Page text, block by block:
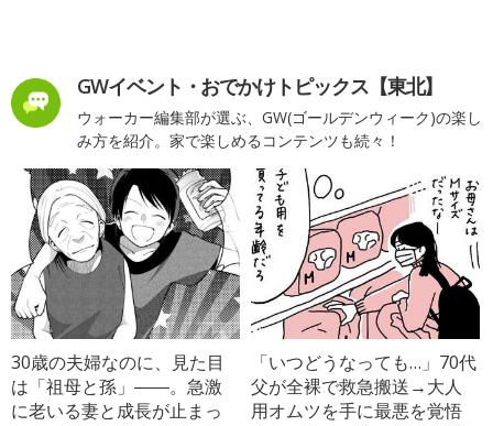
GWイベント・おでかけトピックス【東北】
ウォーカー編集部が選ぶ、GW(ゴールデンウィーク)の楽し
み方を紹介。家で楽しめるコンテンツも続々！
30歳の夫婦なのに、見た目
は「祖母と孫」――。急激
に老いる妻と成長が止まっ
「いつどうなっても…」70代
父が全裸で救急搬送→大人
用オムツを手に最悪を覚悟